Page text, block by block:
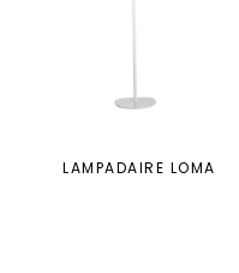
LAMPADAIRE LOMA